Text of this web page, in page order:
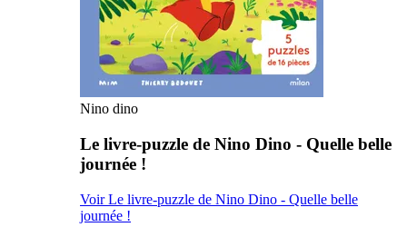
Nino dino
Le livre-puzzle de Nino Dino - Quelle belle
journée !
Voir Le livre-puzzle de Nino Dino - Quelle belle
journée !